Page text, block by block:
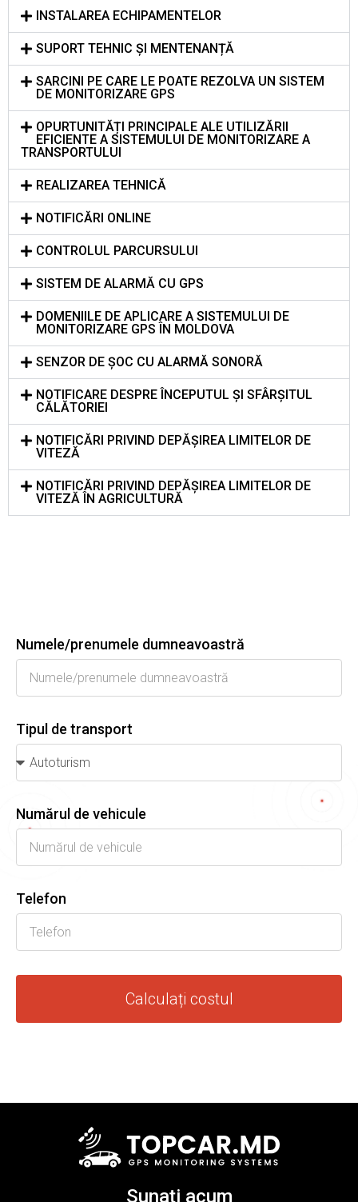
INSTALAREA ECHIPAMENTELOR
SUPORT TEHNIC ȘI MENTENANȚĂ ⠀
SARCINI PE CARE LE POATE REZOLVA UN SISTEM
DE MONITORIZARE GPS⠀
OPURTUNITĂȚI PRINCIPALE ALE UTILIZĂRII
EFICIENTE A SISTEMULUI DE MONITORIZARE A
TRANSPORTULUI
REALIZAREA TEHNICĂ⠀
NOTIFICĂRI ONLINE⠀
CONTROLUL PARCURSULUI⠀
SISTEM DE ALARMĂ CU GPS⠀
DOMENIILE DE APLICARE A SISTEMULUI DE
MONITORIZARE GPS ÎN MOLDOVA
SENZOR DE ȘOC CU ALARMĂ SONORĂ
NOTIFICARE DESPRE ÎNCEPUTUL ȘI SFÂRȘITUL
CĂLĂTORIEI
NOTIFICĂRI PRIVIND DEPĂȘIREA LIMITELOR DE
VITEZĂ
NOTIFICĂRI PRIVIND DEPĂȘIREA LIMITELOR DE
VITEZĂ ÎN AGRICULTURĂ
Numele/prenumele dumneavoastră
Tipul de transport
Numărul de vehicule
Telefon
Calculați costul
Sunaţi acum